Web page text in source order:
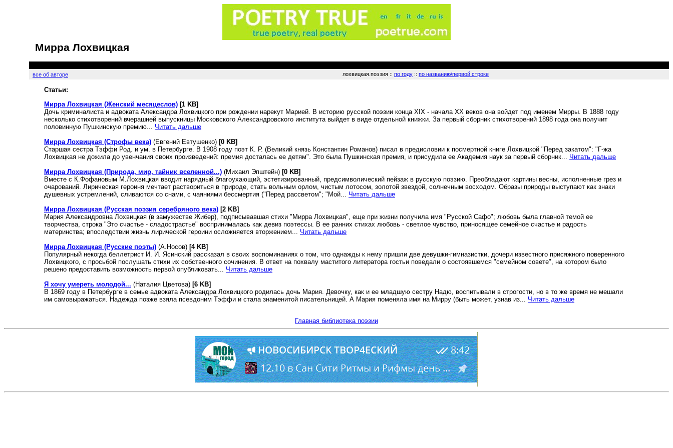
Мирра Лохвицкая
все об авторе лохвицкая.поэзия :: по году :: по названию/первой строке
Статьи:
Мирра Лохвицкая (Женский месяцеслов) [1 KB]
Дочь криминалиста и адвоката Александра Лохвицкого при рождении нарекут Марией. В историю русской поэзии конца XIX - начала XX веков она войдет под именем Мирры. В 1888 году
несколько стихотворений вчерашней выпускницы Московского Александровского института выйдет в виде отдельной книжки. За первый сборник стихотворений 1898 года она получит
половинную Пушкинскую премию... Читать дальше
Мирра Лохвицкая (Строфы века) (Евгений Евтушенко) [0 KB]
Старшая сестра Тэффи Род. и ум. в Петербурге. В 1908 году поэт К. Р. (Великий князь Константин Романов) писал в предисловии к посмертной книге Лохвицкой "Перед закатом": "Г-жа
Лохвицкая не дожила до увенчания своих произведений: премия досталась ее детям". Это была Пушкинская премия, и присудила ее Академия наук за первый сборник... Читать дальше
Мирра Лохвицкая (Природа, мир, тайник вселенной...) (Михаил Эпштейн) [0 KB]
Вместе с К.Фофановым М.Лохвицкая вводит нарядный благоухающий, эстетизированный, предсимволический пейзаж в русскую поэзию. Преобладают картины весны, исполненные грез и
очарований. Лирическая героиня мечтает раствориться в природе, стать вольным орлом, чистым лотосом, золотой звездой, солнечным восходом. Образы природы выступают как знаки
душевных устремлений, сливаются со снами, с чаяниями бессмертия ("Перед рассветом"; "Мой... Читать дальше
Мирра Лохвицкая (Русская поэзия серебряного века) [2 KB]
Мария Александровна Лохвицкая (в замужестве Жибер), подписывавшая стихи "Мирра Лохвицкая", еще при жизни получила имя "Русской Сафо"; любовь была главной темой ее
творчества, строка "Это счастье - сладострастье" воспринималась как девиз поэтессы. В ее ранних стихах любовь - светлое чувство, приносящее семейное счастье и радость
материнства; впоследствии жизнь лирической героини осложняется вторжением... Читать дальше
Мирра Лохвицкая (Русские поэты) (А.Носов) [4 KB]
Популярный некогда беллетрист И. И. Ясинский рассказал в своих воспоминаниях о том, что однажды к нему пришли две девушки-гимназистки, дочери известного присяжного поверенного
Лохвицкого, с просьбой послушать стихи их собственного сочинения. В ответ на похвалу маститого литератора гостьи поведали о состоявшемся "семейном совете", на котором было
решено предоставить возможность первой опубликовать... Читать дальше
Я хочу умереть молодой... (Наталия Цветова) [6 KB]
В 1869 году в Петербурге в семье адвоката Александра Лохвицкого родилась дочь Мария. Девочку, как и ее младшую сестру Надю, воспитывали в строгости, но в то же время не мешали
им самовыражаться. Надежда позже взяла псевдоним Тэффи и стала знаменитой писательницей. А Мария поменяла имя на Мирру (быть может, узнав из... Читать дальше
Главная библиотека поэзии